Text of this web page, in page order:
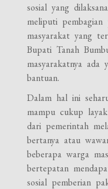
sosial yang
meliputi
masyarakat yang
Bupati Tanah
masyarakatnya ada
bantuan.
Dalam hal ini
mampu cukup
dari pemerintah
bertanya atau
beberapa warga
bertepatan
sosial pemberian